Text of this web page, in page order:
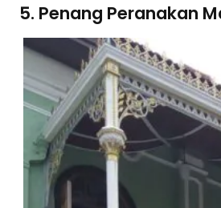
5. Penang Peranakan